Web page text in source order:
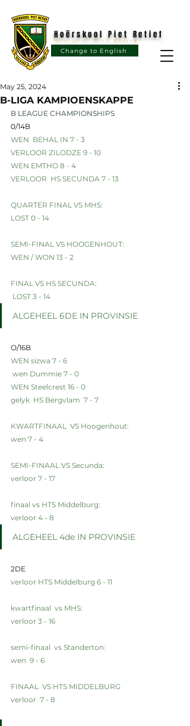
Change to English
Hoërskool Piet Retief
Hoërskool Piet Retief
B-LIGA KAMPIOENSKAPPE
May 25, 2024
B LEAGUE CHAMPIONSHIPS
0/14B
WEN  BEHAL IN 7 - 3
VERLOOR ZILODZE 9 - 10
WEN EMTHO 8 - 4
VERLOOR  HS SECUNDA 7 - 13
QUARTER FINAL VS MHS:
LOST 0 - 14
SEMI-FINAL VS HOOGENHOUT:
WEN / WON 13 - 2
FINAL VS HS SECUNDA:
LOST 3 - 14
ALGEHEEL 6DE IN PROVINSIE
O/16B
WEN sizwa 7 - 6
wen Dummie 7 - 0
WEN Steelcrest 16 - 0
gelyk  HS Bergvlam  7 - 7
KWARTFINAAL  VS Hoogenhout:
wen 7 - 4
SEMI-FINAAL VS Secunda:
verloor 7 - 17
finaal vs HTS Middelburg:
verloor 4 - 8
ALGEHEEL 4de IN PROVINSIE
2DE
verloor HTS Middelburg 6 - 11
kwartfinaal  vs MHS:
verloor 3 - 16
semi-finaal  vs Standerton:
wen  9 - 6
FINAAL  VS HTS MIDDELBURG
verloor  7 - 8